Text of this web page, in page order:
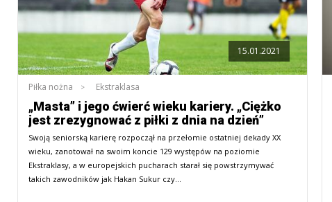
15.01.2021
Piłka nożna Ekstraklasa
„Masta” i jego ćwierć wieku kariery. „Ciężko
jest zrezygnować z piłki z dnia na dzień”
Swoją seniorską karierę rozpoczął na przełomie ostatniej dekady XX
wieku, zanotował na swoim koncie 129 występów na poziomie
Ekstraklasy, a w europejskich pucharach starał się powstrzymywać
takich zawodników jak Hakan Sukur czy…